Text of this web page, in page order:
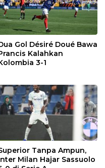
Gol Désiré Doué Bawa
Kalahkan
3-1
Tanpa Ampun,
Milan Hajar Sassuolo